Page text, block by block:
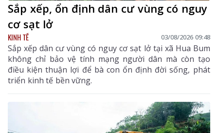
Sắp xếp, ổn định dân cư vùng có nguy
cơ sạt lở
KINH TẾ 03/08/2026 09:48
Sắp xếp dân cư vùng có nguy cơ sạt lở tại xã Hua Bum
không chỉ bảo vệ tính mạng người dân mà còn tạo
điều kiện thuận lợi để bà con ổn định đời sống, phát
triển kinh tế bền vững.